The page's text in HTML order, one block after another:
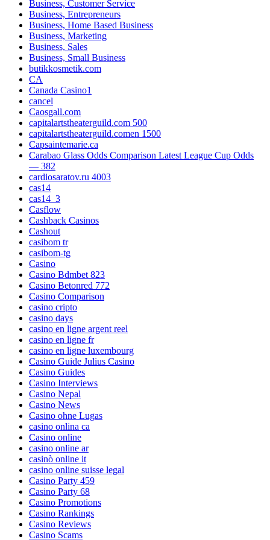
Business, Customer Service
Business, Entrepreneurs
Business, Home Based Business
Business, Marketing
Business, Sales
Business, Small Business
butikkosmetik.com
CA
Canada Casino1
cancel
Caosgall.com
capitalartstheaterguild.com 500
capitalartstheaterguild.comen 1500
Capsaintemarie.ca
Carabao Glass Odds Comparison Latest League Cup Odds
— 382
cardiosaratov.ru 4003
cas14
cas14_3
Casflow
Cashback Casinos
Cashout
casibom tr
casibom-tg
Casino
Casino Bdmbet 823
Casino Betonred 772
Casino Comparison
casino cripto
casino days
casino en ligne argent reel
casino en ligne fr
casino en ligne luxembourg
Casino Guide Julius Casino
Casino Guides
Casino Interviews
Casino Nepal
Casino News
Casino ohne Lugas
casino onlina ca
Casino online
casino online ar
casinò online it
casino online suisse legal
Casino Party 459
Casino Party 68
Casino Promotions
Casino Rankings
Casino Reviews
Casino Scams